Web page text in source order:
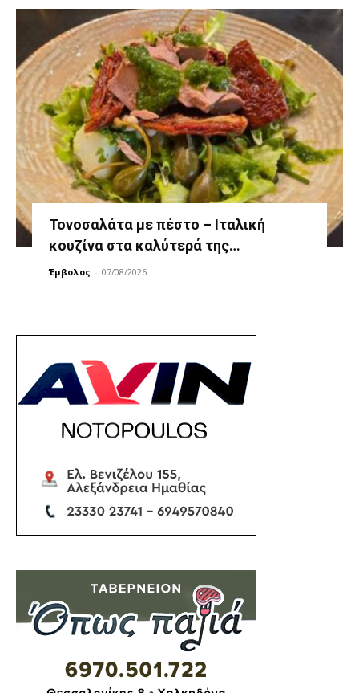
Τονοσαλάτα με πέστο – Ιταλική
κουζίνα στα καλύτερά της…
Έμβολος - 07/08/2026